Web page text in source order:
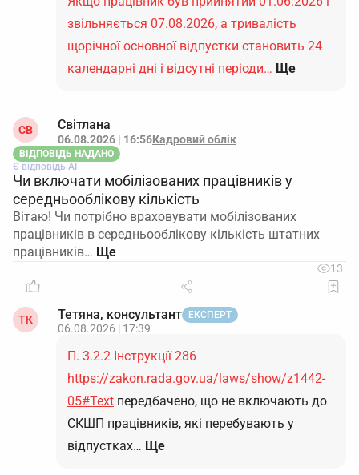
звільняється 07.08.2026, а тривалість
щорічної основної відпустки становить 24
календарні дні і відсутні періоди… Ще
СВ Світлана
06.08.2026 | 16:56Кадровий облік
ВІДПОВІДЬ НАДАНО
Є відповідь АІ
Чи включати мобілізованих працівників у
середньооблікову кількість
Вітаю! Чи потрібно враховувати мобілізованих
працівників в середньооблікову кількість штатних
працівників…
13
ТК Тетяна, консультант ЕКСПЕРТ
06.08.2026 | 17:39
П. 3.2.2 Інструкції 286
https://zakon.rada.gov.ua/laws/show/z1442-
05#Text передбачено, що не включають до
СКШП працівників, які перебувають у
відпустках… Ще